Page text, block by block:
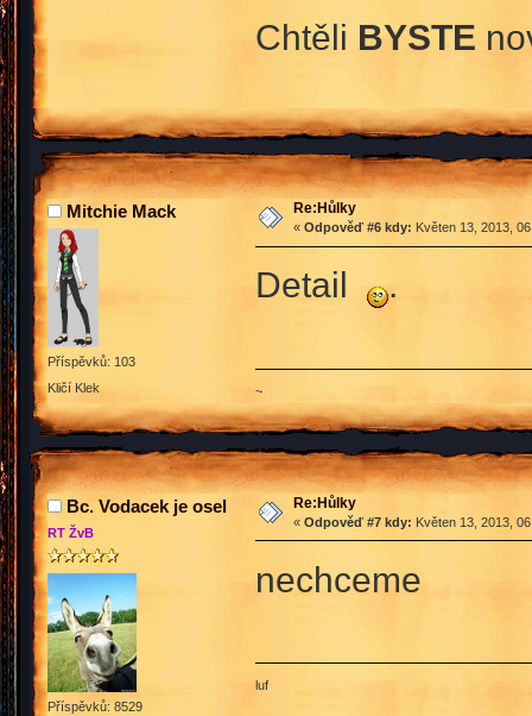
Chtěli BYSTE
Mitchie Mack
Příspěvků: 103
Kličí Klek
Re:Hůlky
« Odpověď #6 kdy: Květen 13, 2013,
Detail .
~
Bc. Vodacek je osel
RT ŽvB
Příspěvků: 8529
Re:Hůlky
« Odpověď #7 kdy: Květen 13, 2013,
nechceme
luf